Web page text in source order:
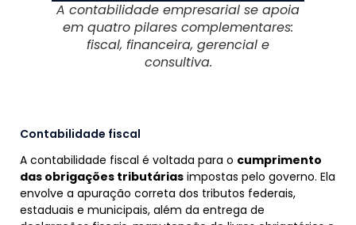
A contabilidade empresarial se apoia
em quatro pilares complementares:
fiscal, financeira, gerencial e
consultiva.
Contabilidade fiscal
A contabilidade fiscal é voltada para o cumprimento
das obrigações tributárias impostas pelo governo. Ela
envolve a apuração correta dos tributos federais,
estaduais e municipais, além da entrega de